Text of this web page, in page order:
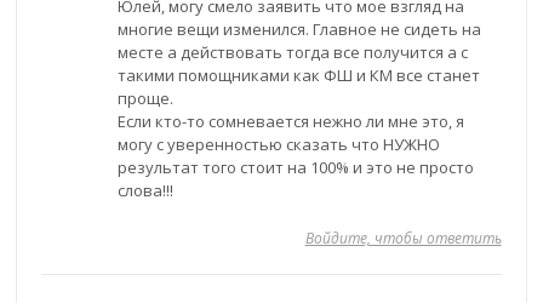
Юлей, могу смело заявить что мое взгляд на
многие вещи изменился. Главное не сидеть на
месте а действовать тогда все получится а с
такими помощниками как ФШ и КМ все станет
проще.
Если кто-то сомневается нежно ли мне это, я
могу с уверенностью сказать что НУЖНО
результат того стоит на 100% и это не просто
слова!!!
Войдите, чтобы ответить